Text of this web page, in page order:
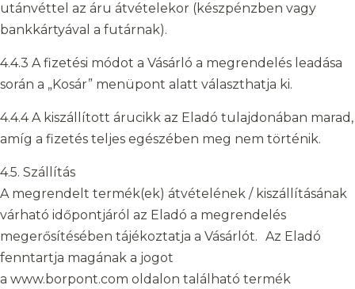
utánvéttel az áru átvételekor (készpénzben vagy
bankkártyával a futárnak).
4.4.3 A fizetési módot a Vásárló a megrendelés leadása
során a „Kosár” menüpont alatt választhatja ki.
4.4.4 A kiszállított árucikk az Eladó tulajdonában marad,
amíg a fizetés teljes egészében meg nem történik.
4.5. Szállítás
A megrendelt termék(ek) átvételének / kiszállításának
várható időpontjáról az Eladó a megrendelés
megerősítésében tájékoztatja a Vásárlót. Az Eladó
fenntartja magának a jogot
a www.borpont.com oldalon található termék